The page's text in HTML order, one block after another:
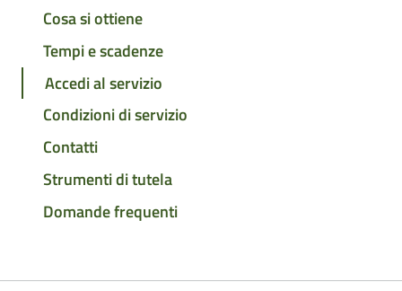
Cosa si ottiene
Tempi e scadenze
Accedi al servizio
Condizioni di servizio
Contatti
Strumenti di tutela
Domande frequenti